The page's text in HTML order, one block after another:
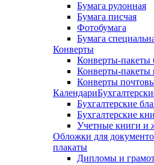
Бумага рулонная
Бумага писчая
Фотобумага
Бумага
Конверты
Конверты-
Конверты-пакеты
Конверты
Календари
Бухгалтерские
Бухгалтерские
Учетные книги и
Обложки для
плакаты
Дипломы и